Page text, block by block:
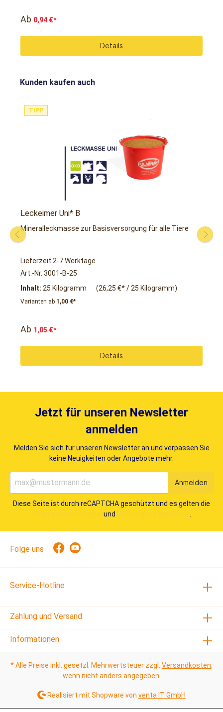
Ab 0,94 €*
Details
Kunden kaufen auch
TIPP
Leckeimer Uni* B
Mineralleckmasse zur Basisversorgung für alle Tiere
Lieferzeit 2-7 Werktage
Art.-Nr. 3001-B-25
Inhalt: 25 Kilogramm (26,25 €* / 25 Kilogramm)
Varianten ab 1,00 €*
Ab 1,05 €*
Details
Jetzt für unseren Newsletter
anmelden
Melden Sie sich für unseren Newsletter an und verpassen Sie
keine Neuigkeiten oder Angebote mehr.
Diese Seite ist durch reCAPTCHA geschützt und es gelten die
und
Anmelden
Service-Hotline
Folge uns
Zahlung und Versand
Informationen
* Alle Preise inkl. gesetzl. Mehrwertsteuer zzgl. Versandkosten,
wenn nicht anders angegeben.
Realisiert mit Shopware von venta IT GmbH